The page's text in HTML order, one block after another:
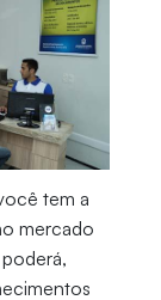
tem a
mercado